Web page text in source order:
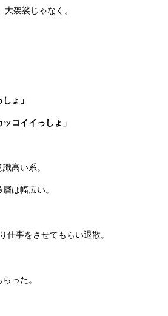
大袈裟じゃなく。
ょ」
コイイっしょ」
高い系。
は幅広い。
仕事をさせてもらい退散。
った。